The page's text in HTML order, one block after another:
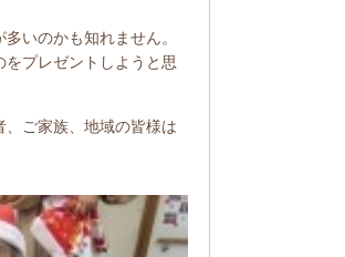
いのかも知れません。
プレゼントしようと思
ご家族、地域の皆様は